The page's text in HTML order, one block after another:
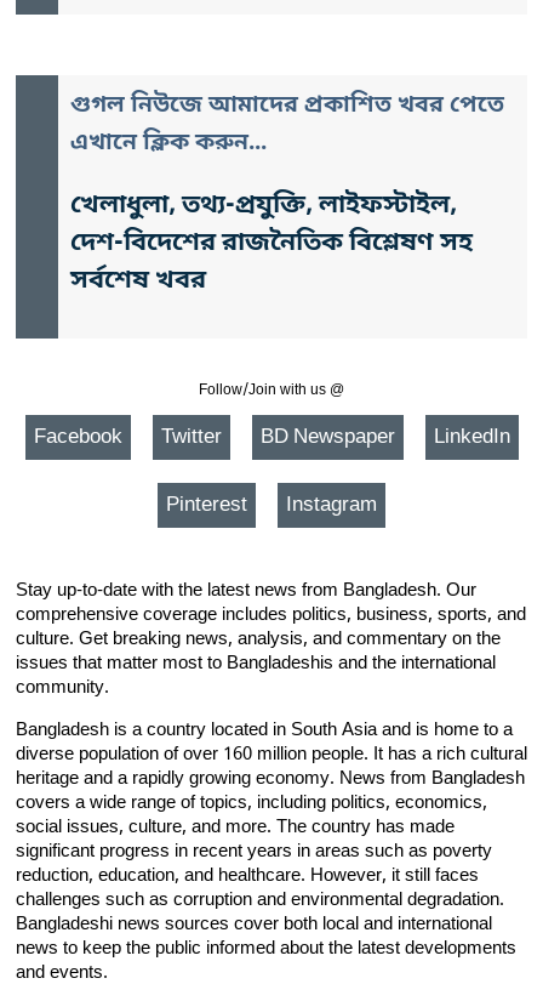
গুগল নিউজে আমাদের প্রকাশিত খবর পেতে
এখানে ক্লিক করুন...
খেলাধুলা, তথ্য-প্রযুক্তি, লাইফস্টাইল,
দেশ-বিদেশের রাজনৈতিক বিশ্লেষণ সহ
সর্বশেষ খবর
Follow/Join with us @
Facebook Twitter BD Newspaper LinkedIn
Pinterest Instagram
Stay up-to-date with the latest news from Bangladesh. Our
comprehensive coverage includes politics, business, sports, and
culture. Get breaking news, analysis, and commentary on the
issues that matter most to Bangladeshis and the international
community.
Bangladesh is a country located in South Asia and is home to a
diverse population of over 160 million people. It has a rich cultural
heritage and a rapidly growing economy. News from Bangladesh
covers a wide range of topics, including politics, economics,
social issues, culture, and more. The country has made
significant progress in recent years in areas such as poverty
reduction, education, and healthcare. However, it still faces
challenges such as corruption and environmental degradation.
Bangladeshi news sources cover both local and international
news to keep the public informed about the latest developments
and events.